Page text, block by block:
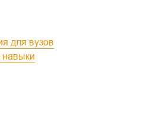
для вузов
навыки